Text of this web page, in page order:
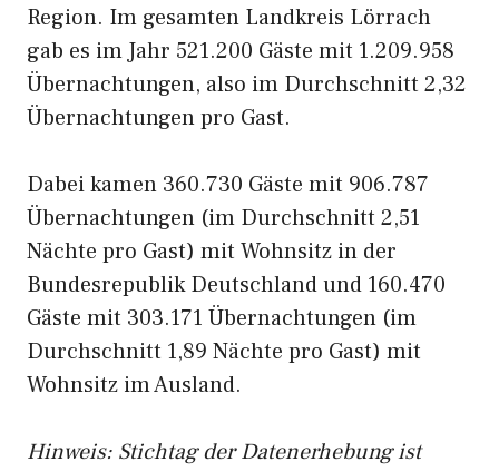
Region. Im gesamten Landkreis Lörrach
gab es im Jahr 521.200 Gäste mit 1.209.958
Übernachtungen, also im Durchschnitt 2,32
Übernachtungen pro Gast.
Dabei kamen 360.730 Gäste mit 906.787
Übernachtungen (im Durchschnitt 2,51
Nächte pro Gast) mit Wohnsitz in der
Bundesrepublik Deutschland und 160.470
Gäste mit 303.171 Übernachtungen (im
Durchschnitt 1,89 Nächte pro Gast) mit
Wohnsitz im Ausland.
Hinweis: Stichtag der Datenerhebung ist